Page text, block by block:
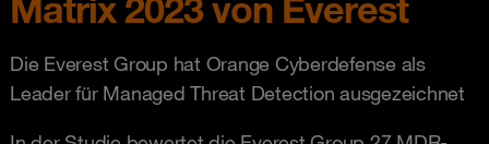
Die Everest Group hat Orange Cyberdefense als
Leader für Managed Threat Detection ausgezeichnet